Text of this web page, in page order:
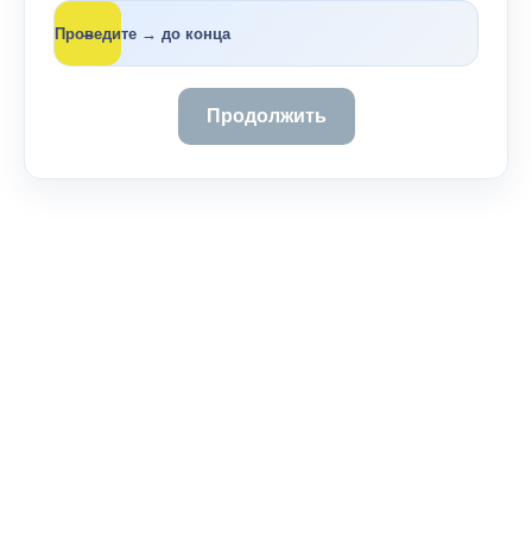
Проведите → до конца
→
Продолжить